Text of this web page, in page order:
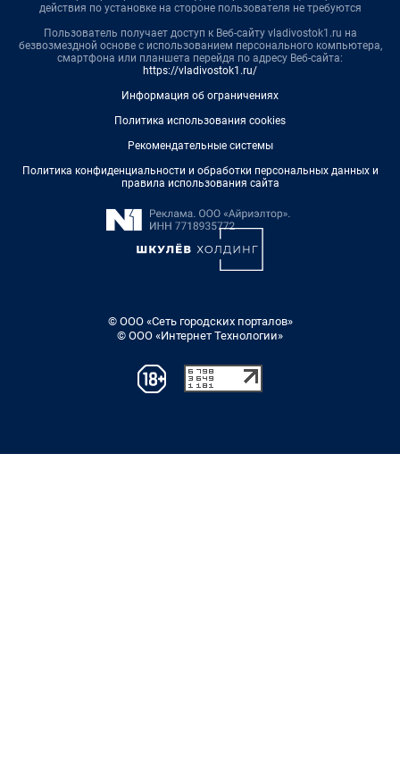
действия по установке на стороне пользователя не требуются
Пользователь получает доступ к Веб-сайту vladivostok1.ru на
безвозмездной основе с использованием персонального компьютера,
смартфона или планшета перейдя по адресу Веб-сайта:
https://vladivostok1.ru/
Информация об ограничениях
Политика использования cookies
Рекомендательные системы
Политика конфиденциальности и обработки персональных данных и
правила использования сайта
© ООО «Сеть городских порталов»
© ООО «Интернет Технологии»